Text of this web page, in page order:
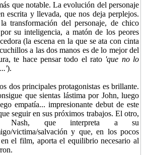
que notable. La evolución del personaje
escrita y llevada, que nos deja perplejos.
transformación del personaje, de chico
su inteligencia, a matón de los peores
(la escena en la que se ata con cinta
a las dos manos es de lo mejor del
te hace pensar todo el rato 'que no lo
).
dos principales protagonistas es brillante.
que sientas lástima por John, luego
empatía... impresionante debut de este
seguir en sus próximos trabajos. El otro,
Nash, que interpreta a su
victima/salvación y que, en los pocos
el film, aporta el equilibrio necesario al